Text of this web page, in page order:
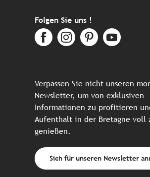
Folgen Sie uns !
Verpassen Sie nicht unseren
Newsletter, um von exklusiven
Informationen zu profitieren
Aufenthalt in der Bretagne voll
genießen.
Sich für unseren Newsletter